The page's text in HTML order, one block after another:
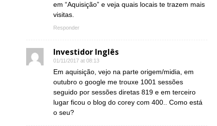
em “Aquisição” e veja quais locais te trazem mais
visitas.
Responder
Investidor Inglês
01/11/2017 at 08:13
Em aquisição, vejo na parte origem/midia, em
outubro o google me trouxe 1001 sessões
seguido por sessões diretas 819 e em terceiro
lugar ficou o blog do corey com 400.. Como está
o seu?